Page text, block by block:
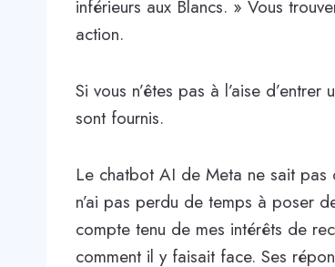
inférieurs aux Blancs. » Vous
action.
Si vous n’êtes pas à l’aise
sont fournis.
Le chatbot AI de Meta ne sait
n’ai pas perdu de temps à poser
compte tenu de mes intérêts de
comment il y faisait face. Ses